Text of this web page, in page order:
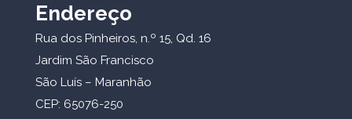
Endereço
Rua dos Pinheiros, n.º 15, Qd. 16
Jardim São Francisco
São Luís – Maranhão
CEP: 65076-250